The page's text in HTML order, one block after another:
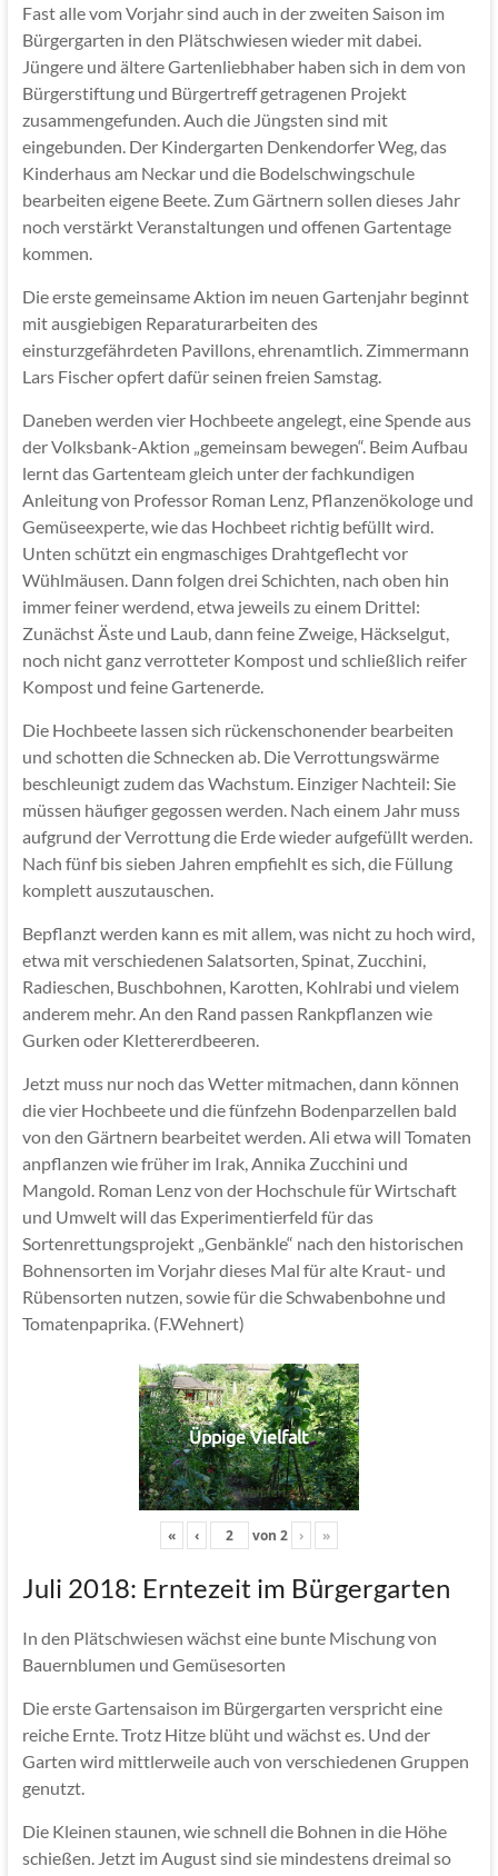
Fast alle vom Vorjahr sind auch in der zweiten Saison im
Bürgergarten in den Plätschwiesen wieder mit dabei.
Jüngere und ältere Gartenliebhaber haben sich in dem von
Bürgerstiftung und Bürgertreff getragenen Projekt
zusammengefunden. Auch die Jüngsten sind mit
eingebunden. Der Kindergarten Denkendorfer Weg, das
Kinderhaus am Neckar und die Bodelschwingschule
bearbeiten eigene Beete. Zum Gärtnern sollen dieses Jahr
noch verstärkt Veranstaltungen und offenen Gartentage
kommen.
Die erste gemeinsame Aktion im neuen Gartenjahr beginnt
mit ausgiebigen Reparaturarbeiten des
einsturzgefährdeten Pavillons, ehrenamtlich. Zimmermann
Lars Fischer opfert dafür seinen freien Samstag.
Daneben werden vier Hochbeete angelegt, eine Spende aus
der Volksbank-Aktion „gemeinsam bewegen“. Beim Aufbau
lernt das Gartenteam gleich unter der fachkundigen
Anleitung von Professor Roman Lenz, Pflanzenökologe und
Gemüseexperte, wie das Hochbeet richtig befüllt wird.
Unten schützt ein engmaschiges Drahtgeflecht vor
Wühlmäusen. Dann folgen drei Schichten, nach oben hin
immer feiner werdend, etwa jeweils zu einem Drittel:
Zunächst Äste und Laub, dann feine Zweige, Häckselgut,
noch nicht ganz verrotteter Kompost und schließlich reifer
Kompost und feine Gartenerde.
Die Hochbeete lassen sich rückenschonender bearbeiten
und schotten die Schnecken ab. Die Verrottungswärme
beschleunigt zudem das Wachstum. Einziger Nachteil: Sie
müssen häufiger gegossen werden. Nach einem Jahr muss
aufgrund der Verrottung die Erde wieder aufgefüllt werden.
Nach fünf bis sieben Jahren empfiehlt es sich, die Füllung
komplett auszutauschen.
Bepflanzt werden kann es mit allem, was nicht zu hoch wird,
etwa mit verschiedenen Salatsorten, Spinat, Zucchini,
Radieschen, Buschbohnen, Karotten, Kohlrabi und vielem
anderem mehr. An den Rand passen Rankpflanzen wie
Gurken oder Klettererdbeeren.
Jetzt muss nur noch das Wetter mitmachen, dann können
die vier Hochbeete und die fünfzehn Bodenparzellen bald
von den Gärtnern bearbeitet werden. Ali etwa will Tomaten
anpflanzen wie früher im Irak, Annika Zucchini und
Mangold. Roman Lenz von der Hochschule für Wirtschaft
und Umwelt will das Experimentierfeld für das
Sortenrettungsprojekt „Genbänkle“ nach den historischen
Bohnensorten im Vorjahr dieses Mal für alte Kraut- und
Rübensorten nutzen, sowie für die Schwabenbohne und
Tomatenpaprika. (F.Wehnert)
Üppige Vielfalt
« ‹ von 2 › »
Juli 2018: Erntezeit im Bürgergarten
In den Plätschwiesen wächst eine bunte Mischung von
Bauernblumen und Gemüsesorten
Die erste Gartensaison im Bürgergarten verspricht eine
reiche Ernte. Trotz Hitze blüht und wächst es. Und der
Garten wird mittlerweile auch von verschiedenen Gruppen
genutzt.
Die Kleinen staunen, wie schnell die Bohnen in die Höhe
schießen. Jetzt im August sind sie mindestens dreimal so